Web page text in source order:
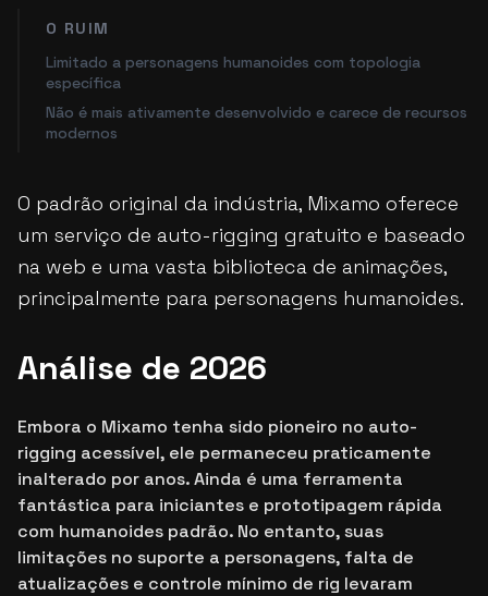
O RUIM
Limitado a personagens humanoides com topologia
específica
Não é mais ativamente desenvolvido e carece de recursos
modernos
O padrão original da indústria, Mixamo oferece
um serviço de auto-rigging gratuito e baseado
na web e uma vasta biblioteca de animações,
principalmente para personagens humanoides.
Análise de 2026
Embora o Mixamo tenha sido pioneiro no auto-
rigging acessível, ele permaneceu praticamente
inalterado por anos. Ainda é uma ferramenta
fantástica para iniciantes e prototipagem rápida
com humanoides padrão. No entanto, suas
limitações no suporte a personagens, falta de
atualizações e controle mínimo de rig levaram